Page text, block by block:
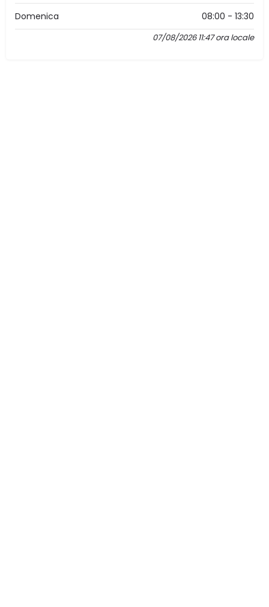
Domenica 08:00 - 13:30
07/08/2026 11:47 ora locale